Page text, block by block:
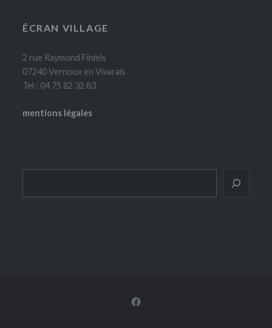
ÉCRAN VILLAGE
2 rue Raymond Finiels
07240 Vernoux en Vivarais
Tel : 04 75 82 32 83
mentions légales
Facebook